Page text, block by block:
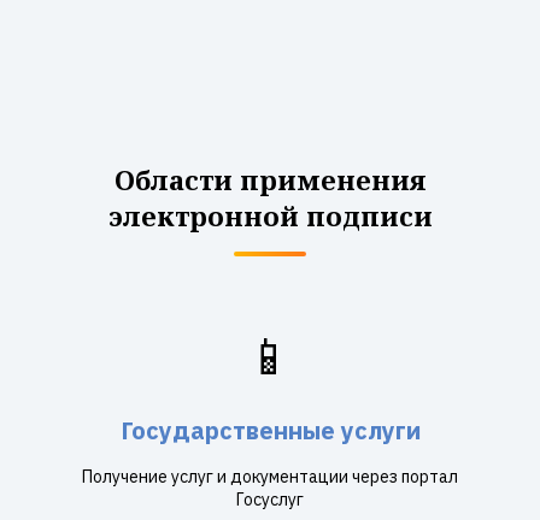
Области применения
электронной подписи
📱
Государственные услуги
Получение услуг и документации через портал
Госуслуг